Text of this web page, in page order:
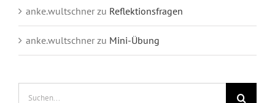
anke.wultschner zu Reflektionsfragen
anke.wultschner zu Mini-Übung